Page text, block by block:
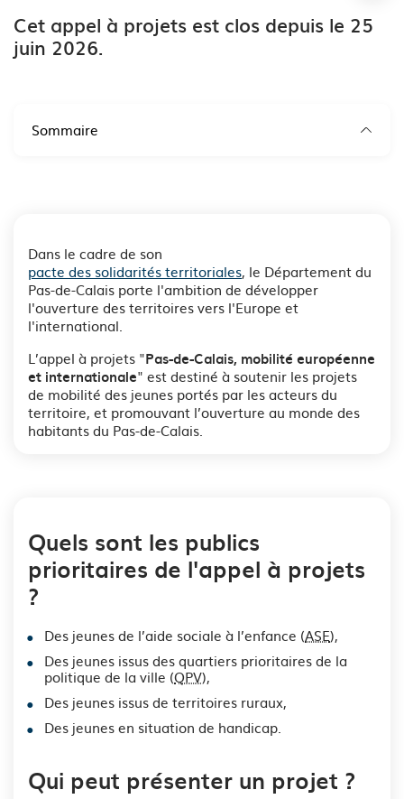
Cet appel à projets est clos depuis le 25
juin 2026.
Sommaire
Dans le cadre de son
pacte des solidarités territoriales, le Département du
Pas-de-Calais porte l'ambition de développer
l'ouverture des territoires vers l'Europe et
l'international.
L’appel à projets "Pas-de-Calais, mobilité européenne
et internationale" est destiné à soutenir les projets
de mobilité des jeunes portés par les acteurs du
territoire, et promouvant l’ouverture au monde des
habitants du Pas-de-Calais.
Quels sont les publics
prioritaires de l'appel à projets
?
Des jeunes de l’aide sociale à l’enfance (ASE),
Des jeunes issus des quartiers prioritaires de la
politique de la ville (QPV),
Des jeunes issus de territoires ruraux,
Des jeunes en situation de handicap.
Qui peut présenter un projet ?